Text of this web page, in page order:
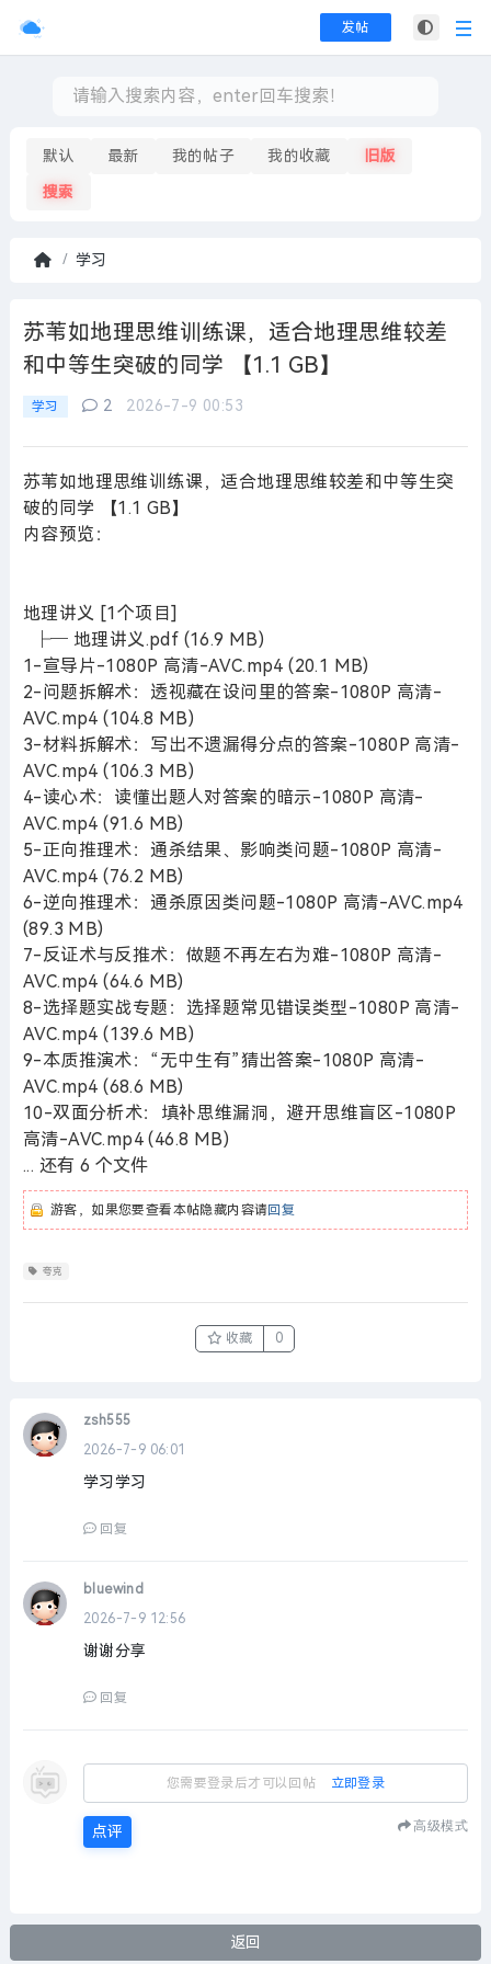
发帖
默认 最新 我的帖子 我的收藏 旧版
搜索
页
学习
苏苇如地理思维训练课，适合地理思维较差
和中等生突破的同学 【1.1 GB】
学习 2 2026-7-9 00:53
苏苇如地理思维训练课，适合地理思维较差和中等生突
破的同学 【1.1 GB】
内容预览：
地理讲义 [1个项目]
├─ 地理讲义.pdf (16.9 MB)
1-宣导片-1080P 高清-AVC.mp4 (20.1 MB)
2-问题拆解术：透视藏在设问里的答案-1080P 高清-
AVC.mp4 (104.8 MB)
3-材料拆解术：写出不遗漏得分点的答案-1080P 高清-
AVC.mp4 (106.3 MB)
4-读心术：读懂出题人对答案的暗示-1080P 高清-
AVC.mp4 (91.6 MB)
5-正向推理术：通杀结果、影响类问题-1080P 高清-
AVC.mp4 (76.2 MB)
6-逆向推理术：通杀原因类问题-1080P 高清-AVC.mp4
(89.3 MB)
7-反证术与反推术：做题不再左右为难-1080P 高清-
AVC.mp4 (64.6 MB)
8-选择题实战专题：选择题常见错误类型-1080P 高清-
AVC.mp4 (139.6 MB)
9-本质推演术：“无中生有”猜出答案-1080P 高清-
AVC.mp4 (68.6 MB)
10-双面分析术：填补思维漏洞，避开思维盲区-1080P
高清-AVC.mp4 (46.8 MB)
... 还有 6 个文件
游客，如果您要查看本帖隐藏内容请回复
夸克
收藏 0
zsh555
2026-7-9 06:01
学习学习
回复
bluewind
2026-7-9 12:56
谢谢分享
回复
您需要登录后才可以回帖 立即登录
点评 高级模式
返回